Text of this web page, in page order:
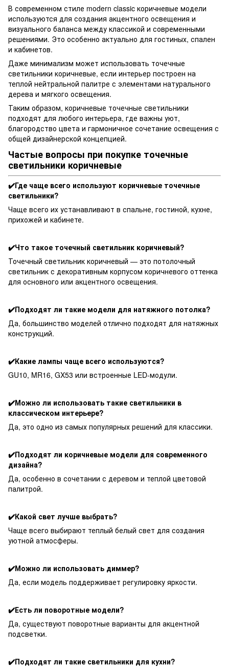
В современном стиле modern classic коричневые модели
используются для создания акцентного освещения и
визуального баланса между классикой и современными
решениями. Это особенно актуально для гостиных, спален
и кабинетов.
Даже минимализм может использовать точечные
светильники коричневые, если интерьер построен на
теплой нейтральной палитре с элементами натурального
дерева и мягкого освещения.
Таким образом, коричневые точечные светильники
подходят для любого интерьера, где важны уют,
благородство цвета и гармоничное сочетание освещения с
общей дизайнерской концепцией.
Частые вопросы при покупке точечные
светильники коричневые
✔️Где чаще всего используют коричневые точечные
светильники?
Чаще всего их устанавливают в спальне, гостиной, кухне,
прихожей и кабинете.
✔️Что такое точечный светильник коричневый?
Точечный светильник коричневый — это потолочный
светильник с декоративным корпусом коричневого оттенка
для основного или акцентного освещения.
✔️Подходят ли такие модели для натяжного потолка?
Да, большинство моделей отлично подходят для натяжных
конструкций.
✔️Какие лампы чаще всего используются?
GU10, MR16, GX53 или встроенные LED-модули.
✔️Можно ли использовать такие светильники в
классическом интерьере?
Да, это одно из самых популярных решений для классики.
✔️Подходят ли коричневые модели для современного
дизайна?
Да, особенно в сочетании с деревом и теплой цветовой
палитрой.
✔️Какой свет лучше выбрать?
Чаще всего выбирают теплый белый свет для создания
уютной атмосферы.
✔️Можно ли использовать диммер?
Да, если модель поддерживает регулировку яркости.
✔️Есть ли поворотные модели?
Да, существуют поворотные варианты для акцентной
подсветки.
✔️Подходят ли такие светильники для кухни?